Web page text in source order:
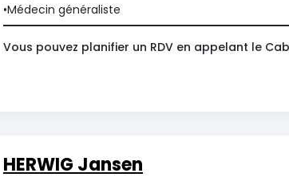
Médecin généraliste
Vous pouvez planifier un RDV en appelant le
HERWIG Jansen